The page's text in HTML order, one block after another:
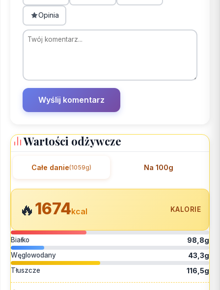
Opinia
Wartości odżywcze
Całe danie(1059g) Na 100g
🔥1674kcal KALORIE
Białko 98,8g
Węglowodany 43,3g
Tłuszcze 116,5g